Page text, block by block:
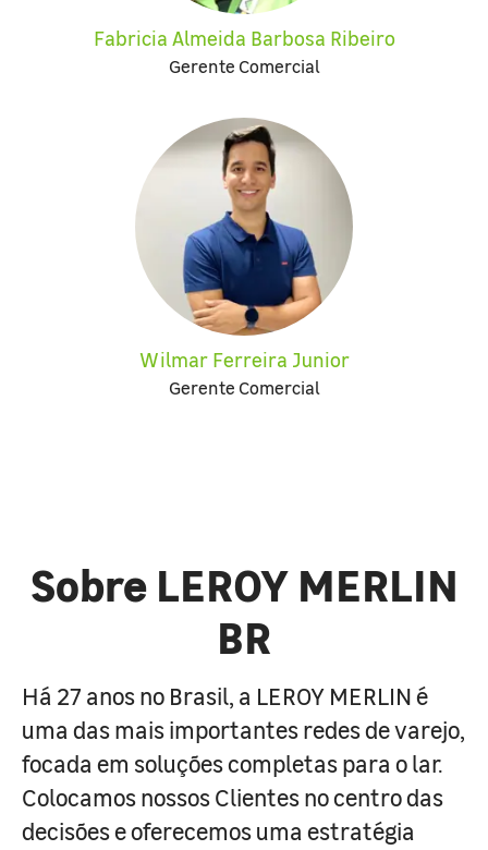
Fabricia Almeida Barbosa Ribeiro
Gerente Comercial
Wilmar Ferreira Junior
Gerente Comercial
Sobre LEROY MERLIN
BR
Há 27 anos no Brasil, a LEROY MERLIN é
uma das mais importantes redes de varejo,
focada em soluções completas para o lar.
Colocamos nossos Clientes no centro das
decisões e oferecemos uma estratégia